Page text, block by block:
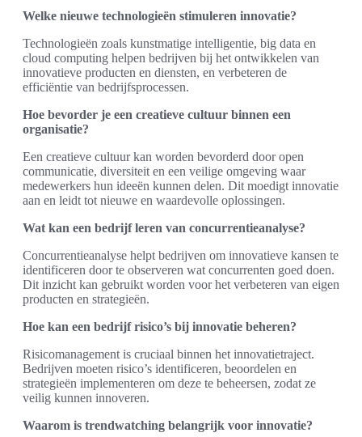
Welke nieuwe technologieën stimuleren innovatie?
Technologieën zoals kunstmatige intelligentie, big data en
cloud computing helpen bedrijven bij het ontwikkelen van
innovatieve producten en diensten, en verbeteren de
efficiëntie van bedrijfsprocessen.
Hoe bevorder je een creatieve cultuur binnen een
organisatie?
Een creatieve cultuur kan worden bevorderd door open
communicatie, diversiteit en een veilige omgeving waar
medewerkers hun ideeën kunnen delen. Dit moedigt innovatie
aan en leidt tot nieuwe en waardevolle oplossingen.
Wat kan een bedrijf leren van concurrentieanalyse?
Concurrentieanalyse helpt bedrijven om innovatieve kansen te
identificeren door te observeren wat concurrenten goed doen.
Dit inzicht kan gebruikt worden voor het verbeteren van eigen
producten en strategieën.
Hoe kan een bedrijf risico’s bij innovatie beheren?
Risicomanagement is cruciaal binnen het innovatietraject.
Bedrijven moeten risico’s identificeren, beoordelen en
strategieën implementeren om deze te beheersen, zodat ze
veilig kunnen innoveren.
Waarom is trendwatching belangrijk voor innovatie?